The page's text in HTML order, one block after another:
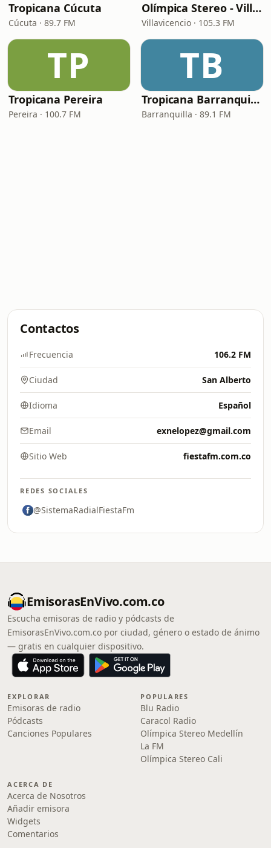
Tropicana Cúcuta
Cúcuta · 89.7 FM
Olímpica Stereo - Villavicencio
Villavicencio · 105.3 FM
TP
Tropicana Pereira
Pereira · 100.7 FM
TB
Tropicana Barranquilla
Barranquilla · 89.1 FM
Contactos
Frecuencia 106.2 FM
Ciudad San Alberto
Idioma Español
Email exnelopez@gmail.com
Sitio Web fiestafm.com.co
REDES SOCIALES
@SistemaRadialFiestaFm
EmisorasEnVivo.com.co
Escucha emisoras de radio y pódcasts de
EmisorasEnVivo.com.co por ciudad, género o estado de ánimo
— gratis en cualquier dispositivo.
EXPLORAR
Emisoras de radio
Pódcasts
Canciones Populares
POPULARES
Blu Radio
Caracol Radio
Olímpica Stereo Medellín
La FM
Olímpica Stereo Cali
ACERCA DE
Acerca de Nosotros
Añadir emisora
Widgets
Comentarios